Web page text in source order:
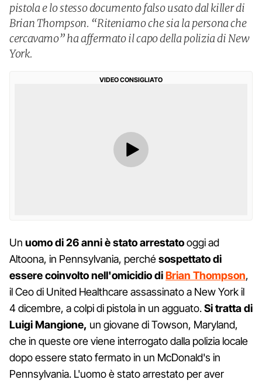
pistola e lo stesso documento falso usato dal killer di
Brian Thompson. “Riteniamo che sia la persona che
cercavamo” ha affermato il capo della polizia di New
York.
VIDEO CONSIGLIATO
Un uomo di 26 anni è stato arrestatooggi ad
Altoona, in Pennsylvania, perchésospettato di
essere coinvolto nell'omicidio diBrian Thompson,
il Ceo di United Healthcare assassinato a New York il
4 dicembre, a colpi di pistola in un agguato.Si tratta di
Luigi Mangione, un giovane di Towson, Maryland,
che in queste ore viene interrogato dalla polizia locale
dopo essere stato fermato in un McDonald's in
Pennsylvania. L'uomo è stato arrestato per aver